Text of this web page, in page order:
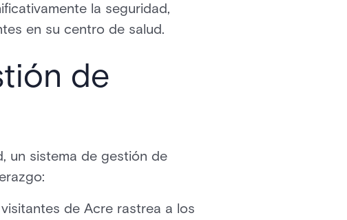
la seguridad,
en su centro de salud.
de
un sistema de gestión de
de Acre rastrea a los